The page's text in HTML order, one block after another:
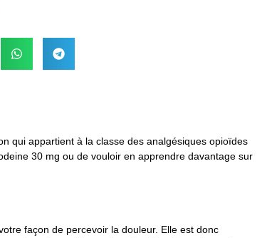
qui appartient à la classe des analgésiques opioïdes
30 mg ou de vouloir en apprendre davantage sur
façon de percevoir la douleur. Elle est donc